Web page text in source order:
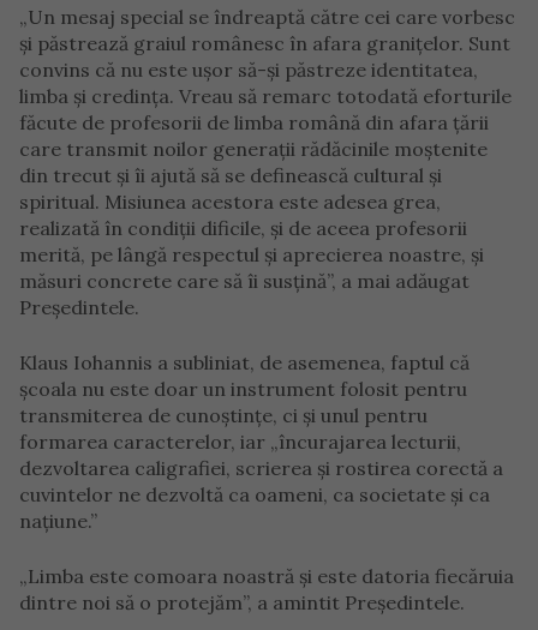
„Un mesaj special se îndreaptă către cei care vorbesc
și păstrează graiul românesc în afara granițelor. Sunt
convins că nu este ușor să-și păstreze identitatea,
limba și credința. Vreau să remarc totodată eforturile
făcute de profesorii de limba română din afara țării
care transmit noilor generații rădăcinile moștenite
din trecut și îi ajută să se definească cultural și
spiritual. Misiunea acestora este adesea grea,
realizată în condiții dificile, și de aceea profesorii
merită, pe lângă respectul și aprecierea noastre, și
măsuri concrete care să îi susțină”, a mai adăugat
Președintele.
Klaus Iohannis a subliniat, de asemenea, faptul că
școala nu este doar un instrument folosit pentru
transmiterea de cunoștințe, ci și unul pentru
formarea caracterelor, iar „încurajarea lecturii,
dezvoltarea caligrafiei, scrierea și rostirea corectă a
cuvintelor ne dezvoltă ca oameni, ca societate și ca
națiune.”
„Limba este comoara noastră și este datoria fiecăruia
dintre noi să o protejăm”, a amintit Președintele.